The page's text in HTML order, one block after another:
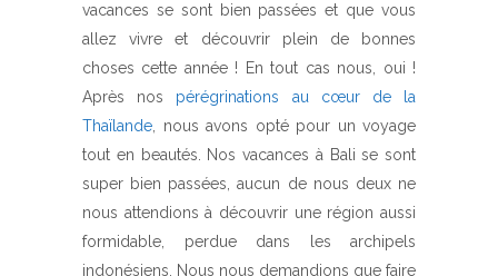
vacances se sont bien passées et que vous
allez vivre et découvrir plein de bonnes
choses cette année ! En tout cas nous, oui !
Après nos pérégrinations au cœur de la
Thaïlande , nous avons opté pour un voyage
tout en beautés. Nos vacances à Bali se sont
super bien passées, aucun de nous deux ne
nous attendions à découvrir une région aussi
formidable, perdue dans les archipels
indonésiens. Nous nous demandions que faire